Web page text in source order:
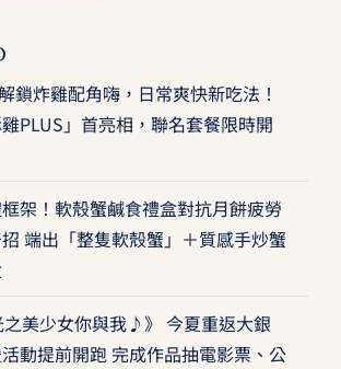
鎖炸雞配角嗨，日常爽快新吃法！
雞PLUS」首亮相，聯名套餐限時開
架！軟殼蟹鹹食禮盒對抗月餅疲勞
招 端出「整隻軟殼蟹」＋質感手炒蟹
之美少女你與我♪》 今夏重返大銀
動提前開跑 完成作品抽電影票、公